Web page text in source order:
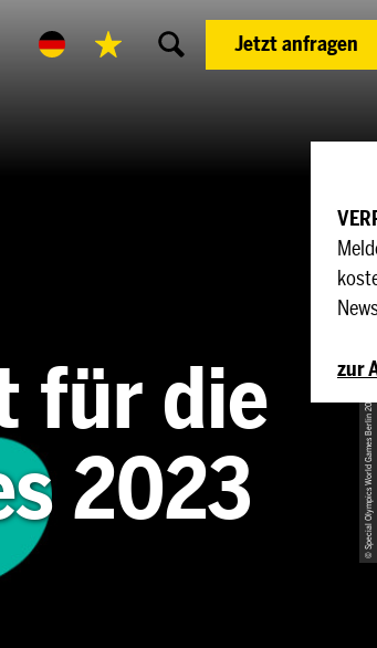
Jetzt anfragen
Anmeldung
© Special Olympics World Games Berlin 2023
für die
2023